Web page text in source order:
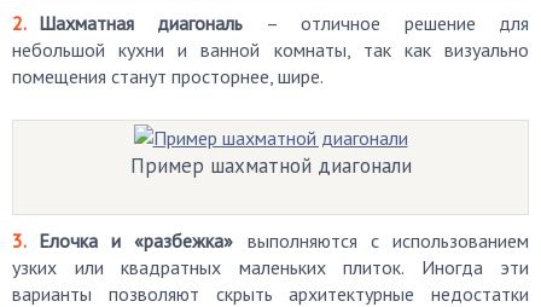
Шахматная диагональ – отличное решение для
небольшой кухни и ванной комнаты, так как визуально
помещения станут просторнее, шире.
Пример шахматной диагонали
Елочка и «разбежка» выполняются с использованием
узких или квадратных маленьких плиток. Иногда эти
варианты позволяют скрыть архитектурные недостатки